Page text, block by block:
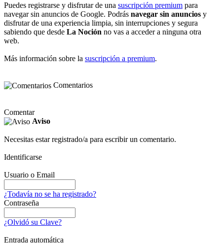
Puedes registrarse y disfrutar de una suscripción premium para
navegar sin anuncios de Google. Podrás navegar sin anuncios y
disfrutar de una experiencia limpia, sin interrupciones y segura
sabiendo que desde La Noción no vas a acceder a ninguna otra
web.
Más información sobre la suscripción a premium.
Comentarios
Comentar
Aviso
Necesitas estar registrado/a para escribir un comentario.
Identificarse
Usuario o Email
¿Todavía no se ha registrado?
Contraseña
¿Olvidó su Clave?
Entrada automática